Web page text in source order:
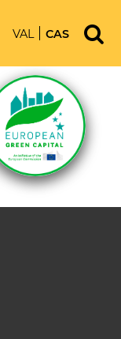
VAL CAS